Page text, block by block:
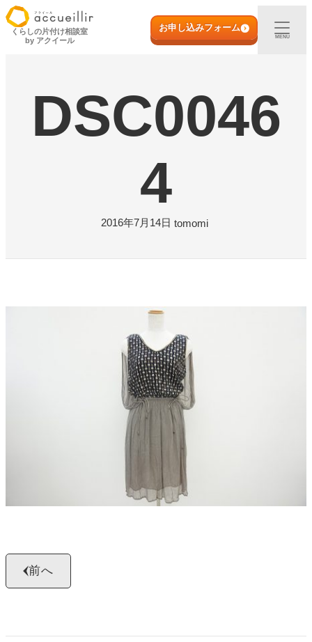
内
容
初めての方へ
宅配買取
ご利用実例
よくある質問
お問い合わせ
0120-29-5302
受付時間9:00〜18:00（年中無休※年末年始は除く）
お申し込みフォーム
くらしの片付け相談室
by アクイール
お申し込みフォーム
MENU
DSC0046
4
2016年7月14日 tomomi
前へ